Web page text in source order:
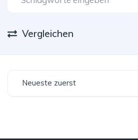
Vergleichen
Neueste zuerst